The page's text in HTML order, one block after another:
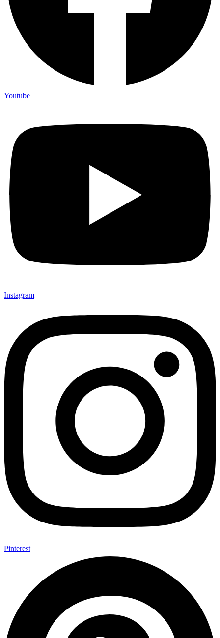
Youtube
Instagram
Pinterest